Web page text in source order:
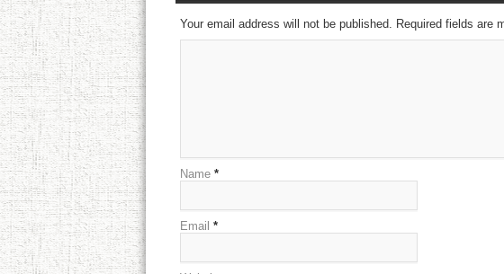
Your email address will not be published. Required fields are
Name *
Email *